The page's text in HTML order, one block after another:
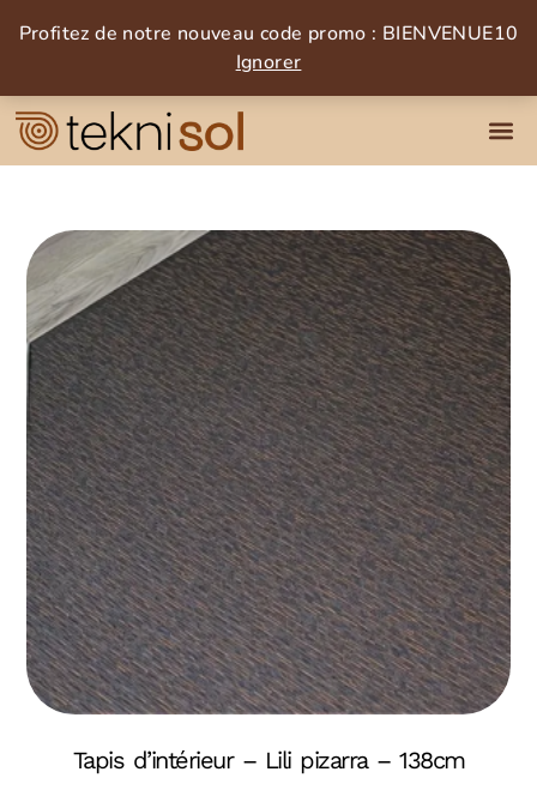
Profitez de notre nouveau code promo : BIENVENUE10
Ignorer
Tapis d’intérieur – Lili pizarra – 138cm